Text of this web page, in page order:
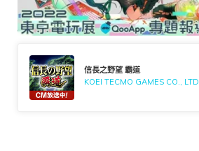
信長之野望 霸道
KOEI TECMO GAMES CO., LTD.